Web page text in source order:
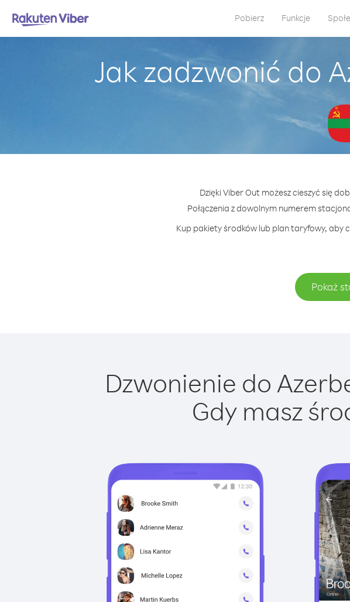
Pobierz Funkcje
Jak zadzwonić do
Dzięki Viber Out możesz cieszyć się
Połączenia z dowolnym numerem
Kup pakiety środków lub plan taryfowy, aby
Pokaż
Dzwonienie do
Gdy masz